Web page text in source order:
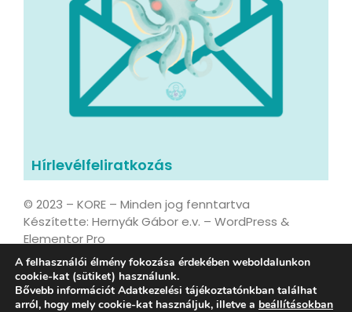
Hírlevélfeliratkozás
© 2023 – KORE – Minden jog fenntartva
Készítette: Hernyák Gábor e.v. – WordPress &
Elementor Pro
Adatvédelmi tájékoztató
A felhasználói élmény fokozása érdekében weboldalunkon
cookie-kat (sütiket) használunk.
Bővebb információt Adatkezelési tájékoztatónkban találhat
arról, hogy mely cookie-kat használjuk, illetve a beállításokban